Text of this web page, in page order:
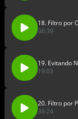
18. Filtro por
36:39
19. Evitando
19:03
20. Filtro por
36:24